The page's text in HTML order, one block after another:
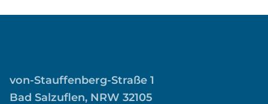
von-Stauffenberg-Straße 1
Bad Salzuflen, NRW 32105